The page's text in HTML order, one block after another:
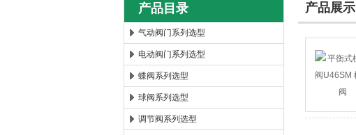
郑州森玛自控阀门有限公司
产品目录
气动阀门系列选型
电动阀门系列选型
蝶阀系列选型
球阀系列选型
调节阀系列选型
产品展示